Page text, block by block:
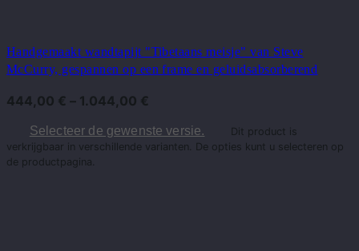
Handgemaakt wandtapijt "Tibetaans meisje" van Steve
McCurry, gespannen op een frame en geluidsabsorberend
444,00 € – 1.044,00 €
Selecteer de gewenste versie.
Dit product is
verkrijgbaar in verschillende varianten. De opties kunt u selecteren op
de productpagina.